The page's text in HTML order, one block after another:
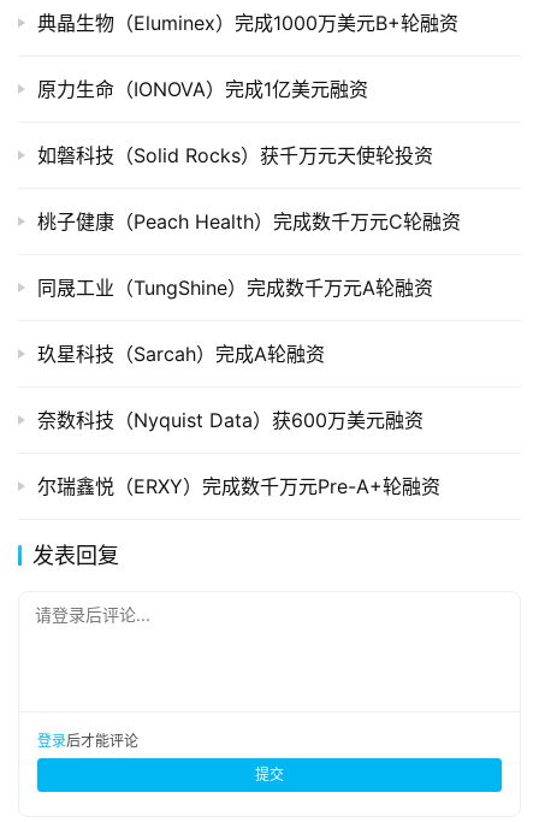
据
创
院
典晶生物（Eluminex）完成1000万美元B+轮融资
原力生命（IONOVA）完成1亿美元融资
如磐科技（Solid Rocks）获千万元天使轮投资
桃子健康（Peach Health）完成数千万元C轮融资
同晟工业（TungShine）完成数千万元A轮融资
玖星科技（Sarcah）完成A轮融资
奈数科技（Nyquist Data）获600万美元融资
尔瑞鑫悦（ERXY）完成数千万元Pre-A+轮融资
发表回复
请登录后评论...
登录后才能评论
提交